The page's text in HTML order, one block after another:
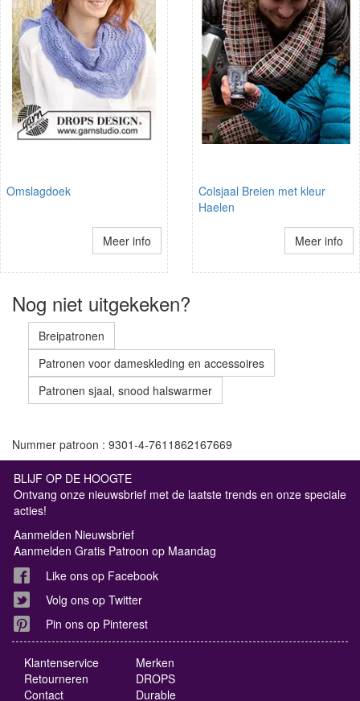
Omslagdoek
Meer info
Colsjaal Breien met kleur
Haelen
Meer info
Nog niet uitgekeken?
Breipatronen
Patronen voor dameskleding en accessoires
Patronen sjaal, snood halswarmer
Nummer patroon : 9301-4-7611862167669
BLIJF OP DE HOOGTE
Ontvang onze nieuwsbrief met de laatste trends en onze speciale
acties!
Aanmelden Nieuwsbrief
Aanmelden Gratis Patroon op Maandag
Like ons op Facebook
Volg ons op Twitter
Pin ons op Pinterest
Klantenservice
Retourneren
Contact
Merken
DROPS
Durable